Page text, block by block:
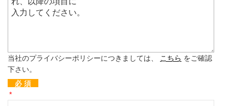
当社のプライバシーポリシーにつきましては、 こちら をご確認
下さい。
必 須
*